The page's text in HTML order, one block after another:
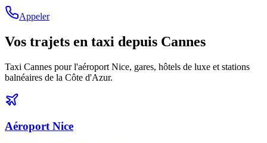
Appeler
Vos trajets en taxi depuis Cannes
Taxi Cannes pour l'aéroport Nice, gares, hôtels de luxe et stations
balnéaires de la Côte d'Azur.
Aéroport Nice